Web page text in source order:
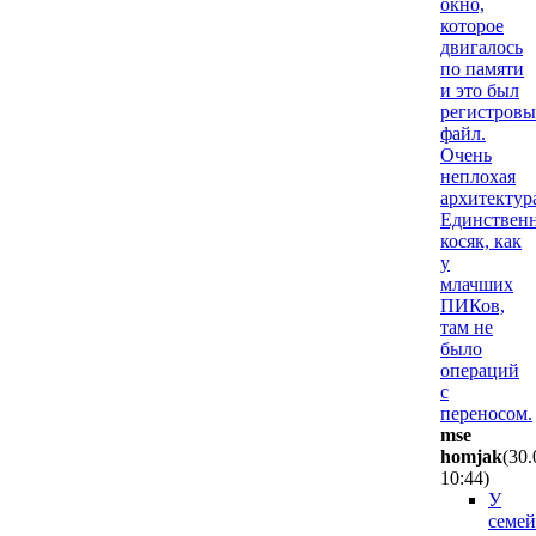
которое
двигалось
по памяти
и это был
файл.
Очень
неплохая
косяк, как
у
млачших
ПИКов,
там не
было
операций
с
переносом.
mse
homjak
10:44)
У